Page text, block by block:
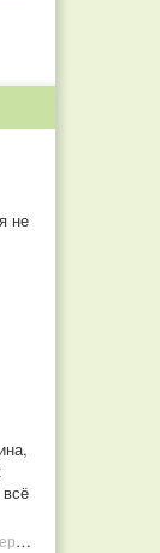
не
Товарищи, это РАЗВОД! Почему малиновых деревьев не бывает, или Как ушлые продавцы наживаются на мечтах садоводов